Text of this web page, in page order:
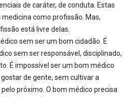
de caráter, de conduta. Estas
como profissão. Mas,
está livre delas.
sem ser um bom cidadão. É
sem ser responsável, disciplinado,
É impossível ser um bom médico
de gente, sem cultivar a
próximo. O bom médico precisa